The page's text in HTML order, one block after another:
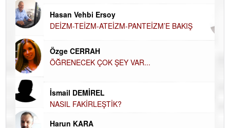
Hasan Vehbi Ersoy
DEİZM-TEİZM-ATEİZM-PANTEİZM’E BAKIŞ
Özge CERRAH
ÖĞRENECEK ÇOK ŞEY VAR...
İsmail DEMİREL
NASIL FAKİRLEŞTİK?